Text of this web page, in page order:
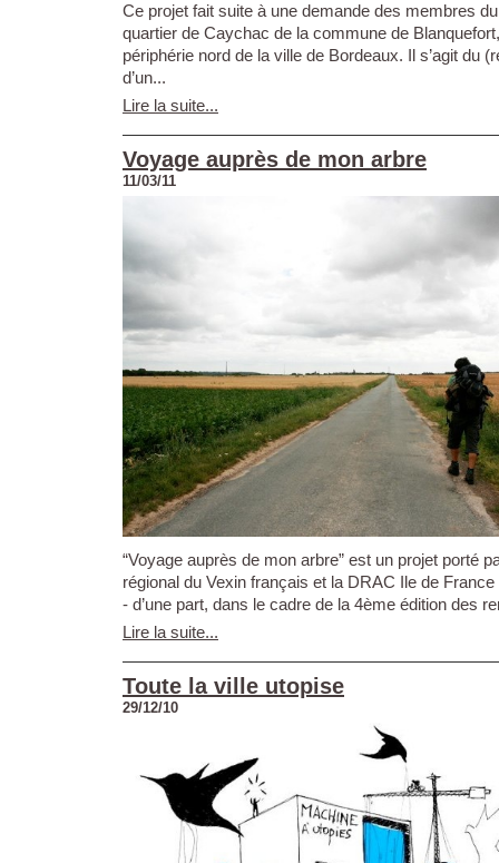
Ce projet fait suite à une demande des membres
quartier de Caychac de la commune de
périphérie nord de la ville de Bordeaux. Il s’agit du
d’un...
Lire la suite...
Voyage auprès de mon arbre
11/03/11
“Voyage auprès de mon arbre” est un projet porté
régional du Vexin français et la DRAC Ile de France
- d’une part, dans le cadre de la 4ème édition des
Lire la suite...
Toute la ville utopise
29/12/10